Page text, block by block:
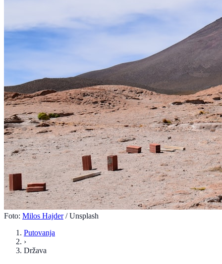
Foto: Milos Hajder/ Unsplash
Putovanja
›
Država